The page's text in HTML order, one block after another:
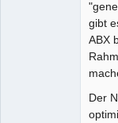
gibt
ABX
Der